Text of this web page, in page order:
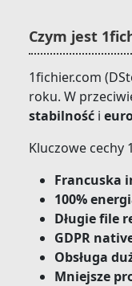
Czym jest
1fichier.com
roku. W
stabilność i
Kluczowe
Francuska
100%
Długie file
GDPR
Obsługa
Mniejsze